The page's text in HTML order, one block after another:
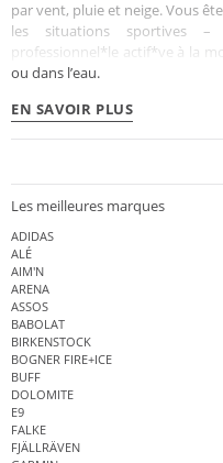
par vent, pluie et neige. Vous
les situations sportives
professionnel*le actif*ve à la
ou dans l’eau.
EN SAVOIR PLUS
Les meilleures marques
ADIDAS
ALÉ
AIM'N
ARENA
ASSOS
BABOLAT
BIRKENSTOCK
BOGNER FIRE+ICE
BUFF
DOLOMITE
E9
FALKE
FJÄLLRÄVEN